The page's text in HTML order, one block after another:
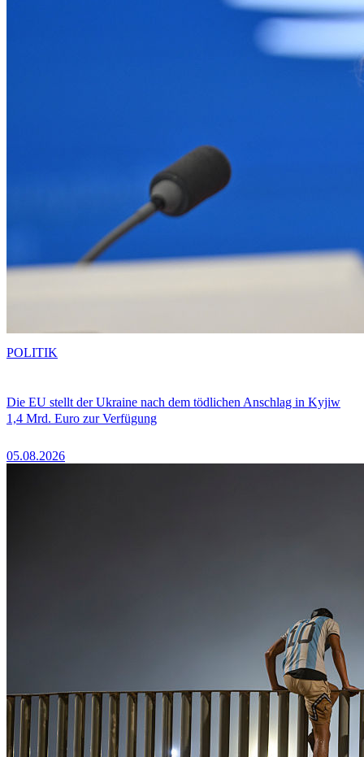
Die EU stellt der Ukraine nach dem tödlichen Anschlag in Kyjiw
1,4 Mrd. Euro zur Verfügung
05.08.2026
POLITIK